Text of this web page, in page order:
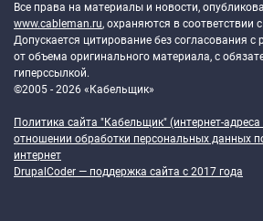
Все права на материалы и новости,
www.cableman.ru, охраняются в соответствии
Допускается цитирование без согласования с
от объема оригинального материала, с
гиперссылкой.
©2005 - 2026 «Кабельщик»
Политика сайта "Кабельщик" (интернет-адреса
отношении обработки персональных данных
интернет
DrupalCoder — поддержка сайта c 2017 года